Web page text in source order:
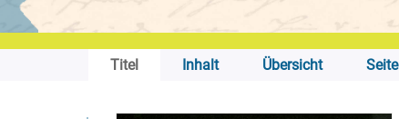
Titel Inhalt Übersicht Seite